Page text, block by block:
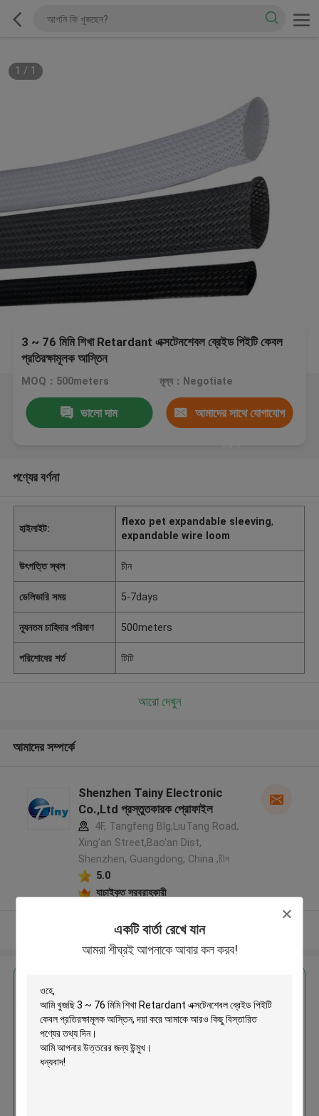
একটি বার্তা রেখে যান
আমরা শীঘ্রই আপনাকে আবার কল করব!
1 / 1
3 ~ 76 মিমি শিখা Retardant এক্সটেনশেবল ব্রেইড পিইটি কেবল
প্রতিরক্ষামূলক আস্তিন
MOQ：500meters মূল্য：Negotiate
ভালো দাম আমাদের সাথে যোগাযোগ
পণ্যের বর্ণনা
হাইলাইট:
flexo pet expandable sleeving,
expandable wire loom
উৎপত্তি স্থল চীন
ডেলিভারি সময় 5-7days
ন্যূনতম চাহিদার পরিমাণ 500meters
পরিশোধের শর্ত টিটি
আরো দেখুন
আমাদের সম্পর্কে
Shenzhen Tainy Electronic
Co.,Ltd প্রস্তুতকারক প্রোফাইল
4F, Tangfeng Blg,LiuTang Road,
Xing'an Street,Bao'an Dist,
Shenzhen, Guangdong, China ,চীন
5.0
যাচাইকৃত সরবরাহকারী
আরো দেখুন
3 ~ 76 মিমি শিখা Retardant
এক্সটেনশেবল ব্রেইড পিইটি কেবল
প্রতিরক্ষামূলক আস্তিন